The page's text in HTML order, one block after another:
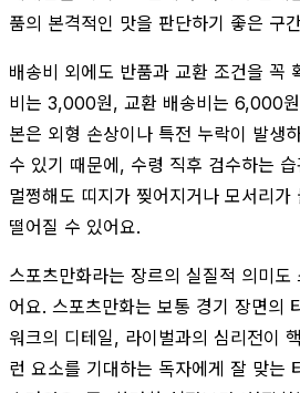
품의 본격적인 맛을 판단하기 좋은 구
배송비 외에도 반품과 교환 조건을 꼭
비는 3,000원, 교환 배송비는 6,000
본은 외형 손상이나 특전 누락이 발생
수 있기 때문에, 수령 직후 검수하는
멀쩡해도 띠지가 찢어지거나 모서리
떨어질 수 있어요.
스포츠만화라는 장르의 실질적 의미도
어요. 스포츠만화는 보통 경기 장면의
워크의 디테일, 라이벌과의 심리전이
런 요소를 기대하는 독자에게 잘 맞는